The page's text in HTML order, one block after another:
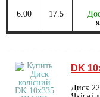
6.00 17.5
DK
Диск